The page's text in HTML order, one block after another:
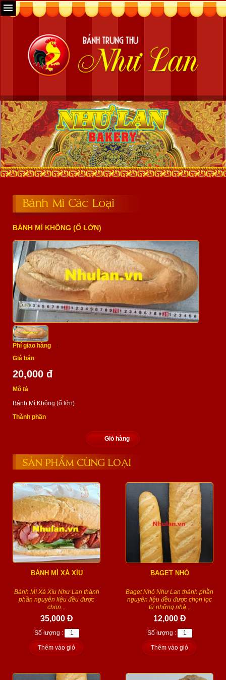
Bánh Mì Các Loại
BÁNH MÌ KHÔNG (Ổ LỚN)
Phí giao hàng
:
Giá bán
20,000 đ
Mô tả
Bánh Mì Không (ổ lớn)
Thành phần
Giỏ hàng
SẢN PHẨM CÙNG LOẠI
BÁNH MÌ XÁ XÍU
Bánh Mì Xá Xíu Như Lan thành
phần nguyên liệu đều được
chọn...
35,000 Đ
Số lượng :
Thêm vào giỏ
BAGET NHỎ
Baget Nhỏ Như Lan thành phần
nguyên liệu đều được chọn lọc
từ những nhà...
12,000 Đ
Số lượng :
Thêm vào giỏ